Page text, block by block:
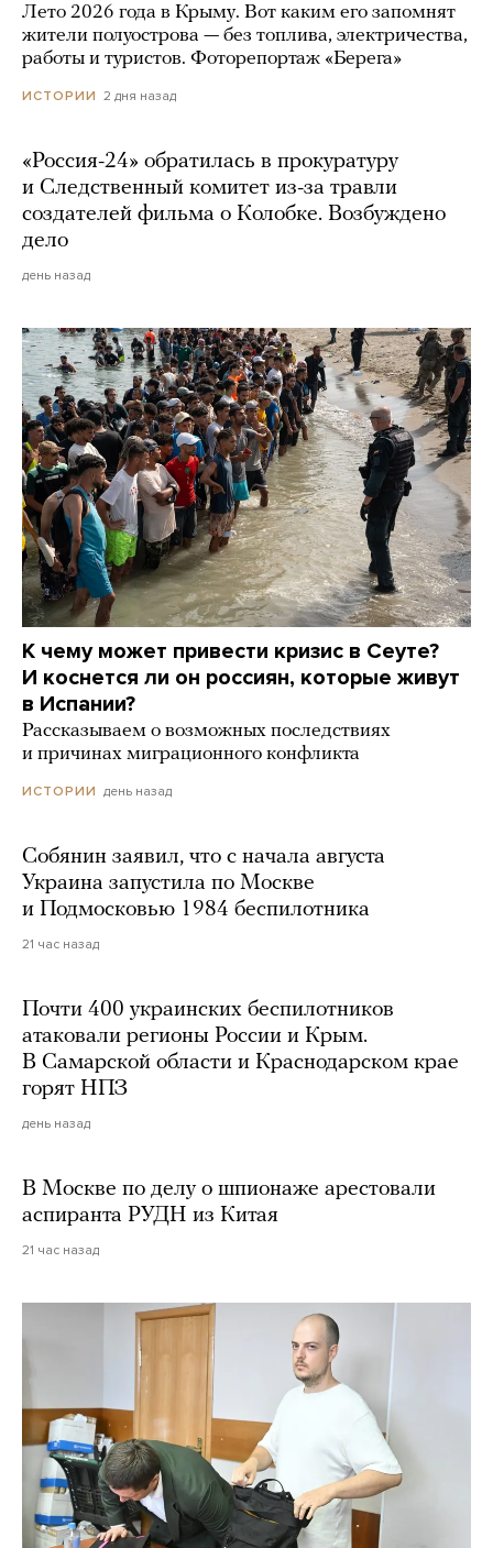
Лето 2026 года в Крыму. Вот каким его запомнят
жители полуострова — без топлива, электричества,
работы и туристов. Фоторепортаж «Берега»
ИСТОРИИ 2 дня назад
«Россия-24» обратилась в прокуратуру
и Следственный комитет из-за травли
создателей фильма о Колобке. Возбуждено
дело
день назад
К чему может привести кризис в Сеуте?
И коснется ли он россиян, которые живут
в Испании?
Рассказываем о возможных последствиях
и причинах миграционного конфликта
ИСТОРИИ день назад
Собянин заявил, что с начала августа
Украина запустила по Москве
и Подмосковью 1984 беспилотника
21 час назад
Почти 400 украинских беспилотников
атаковали регионы России и Крым.
В Самарской области и Краснодарском крае
горят НПЗ
день назад
В Москве по делу о шпионаже арестовали
аспиранта РУДН из Китая
21 час назад